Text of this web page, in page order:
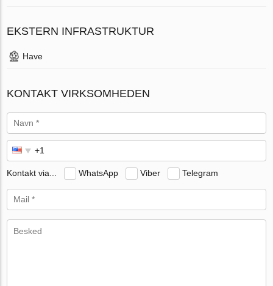
EKSTERN INFRASTRUKTUR
Have
KONTAKT VIRKSOMHEDEN
Kontakt via... WhatsApp Viber Telegram